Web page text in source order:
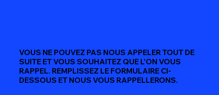
VOUS NE POUVEZ PAS NOUS APPELER TOUT DE
SUITE ET VOUS SOUHAITEZ QUE L'ON VOUS
RAPPEL. REMPLISSEZ LE FORMULAIRE CI-
DESSOUS ET NOUS VOUS RAPPELLERONS.